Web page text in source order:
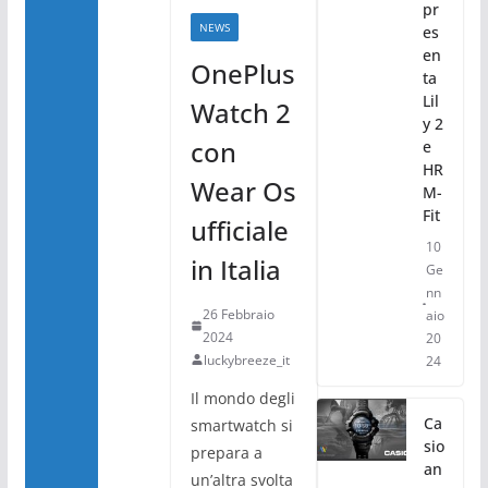
NEWS
OnePlus
Watch 2
con
Wear Os
ufficiale
in Italia
26 Febbraio
2024
luckybreeze_it
Il mondo degli
smartwatch si
prepara a
un’altra svolta
pr
es
en
ta
Lil
y 2
e
HR
M-
Fit
10
Ge
nn
aio
20
24
Ca
sio
an